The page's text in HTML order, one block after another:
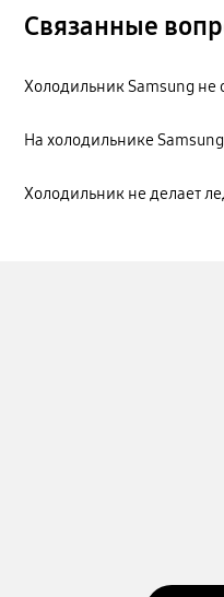
Связанные
Холодильник Samsung не
На холодильнике
Холодильник не делает